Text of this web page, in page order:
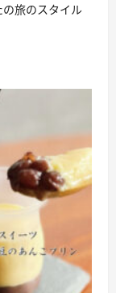
旅のスタイル